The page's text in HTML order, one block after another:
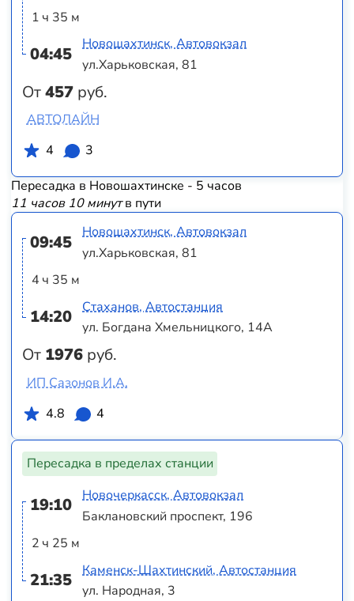
1 ч 35 м
04:45
От457 руб.
Новошахтинск, Автовокзал
ул.Харьковская, 81
АВТОЛАЙН
4
3
Пересадка в Новошахтинске - 5 часов
11 часов 10 минутв пути
09:45
4 ч 35 м
14:20
От 1976 руб.
Новошахтинск, Автовокзал
ул.Харьковская, 81
Стаханов, Автостанция
ул. Богдана Хмельницкого, 14А
ИП Сазонов И.А.
4.8
4
Пересадка в пределах станции
19:10
2 ч 25 м
21:35
Новочеркасск, Автовокзал
Баклановский проспект, 196
Каменск-Шахтинский, Автостанция
ул. Народная, 3